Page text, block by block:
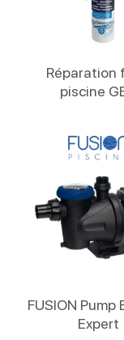
Réparation
piscine
FUSION Pump
Expert